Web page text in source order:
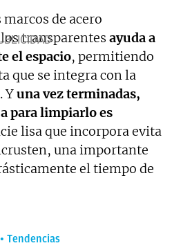
de acero
transparentes ayuda a
el espacio, permitiendo
que se integra con la
Yuna vez terminadas,
para limpiarlo es
lisa que incorpora evita
una importante
el tiempo de
Tendencias